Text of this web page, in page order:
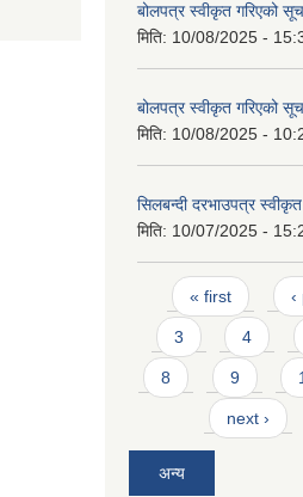
बोलपत्र स्वीकृत गरिएको
मिति: 10/08/2025 -
बोलपत्र स्वीकृत गरिएको
मिति: 10/08/2025 -
सिलबन्दी दरभाउपत्र
मिति: 10/07/2025 -
Pages
« first ‹
3 4
8 9
next ›
अन्य